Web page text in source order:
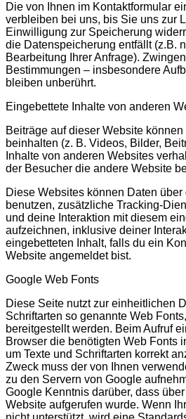
Die von Ihnen im Kontaktformular
verbleiben bei uns, bis Sie uns zur
Einwilligung zur Speicherung
die Datenspeicherung entfällt (z.B.
Bearbeitung Ihrer Anfrage).
Bestimmungen – insbesondere
bleiben unberührt.
Eingebettete Inhalte von anderen
Beiträge auf dieser Website
beinhalten (z. B. Videos, Bilder,
Inhalte von anderen Websites
der Besucher die andere Website
Diese Websites können Daten
benutzen, zusätzliche Tracking-
und deine Interaktion mit diesem
aufzeichnen, inklusive deiner
eingebetteten Inhalt, falls du ein
Website angemeldet bist.
Google Web Fonts
Diese Seite nutzt zur einheitlichen
Schriftarten so genannte Web
bereitgestellt werden. Beim Aufruf
Browser die benötigten Web Fonts
um Texte und Schriftarten korrekt
Zweck muss der von Ihnen
zu den Servern von Google
Google Kenntnis darüber, dass
Website aufgerufen wurde. Wenn